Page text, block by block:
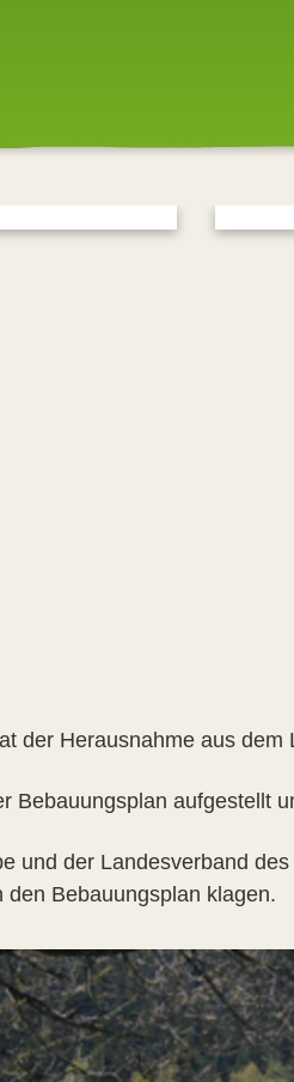
der Herausnahme aus
Bebauungsplan aufgestellt
und der Landesverband
den Bebauungsplan klagen.